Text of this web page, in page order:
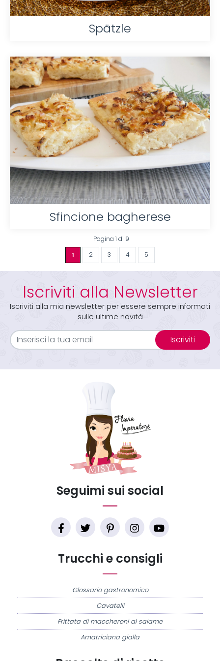
Spätzle
Sfincione bagherese
Pagina 1 di 9
1 2 3 4 5
Iscriviti alla Newsletter
Iscriviti alla mia newsletter per essere sempre informati
sulle ultime novità
Iscriviti
Trucchi e consigli
Glossario gastronomico
Cavatelli
Frittata di maccheroni al salame
Amatriciana gialla
Seguimi sui social